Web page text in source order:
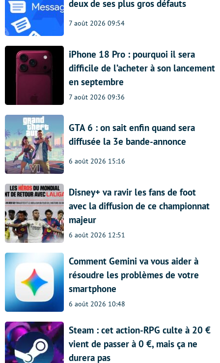
deux de ses plus gros défauts
7 août 2026 09:54
iPhone 18 Pro : pourquoi il sera
difficile de l’acheter à son lancement
en septembre
7 août 2026 09:36
GTA 6 : on sait enfin quand sera
diffusée la 3e bande-annonce
6 août 2026 15:16
Disney+ va ravir les fans de foot
avec la diffusion de ce championnat
majeur
6 août 2026 12:51
Comment Gemini va vous aider à
résoudre les problèmes de votre
smartphone
6 août 2026 10:48
Steam : cet action-RPG culte à 20 €
vient de passer à 0 €, mais ça ne
durera pas